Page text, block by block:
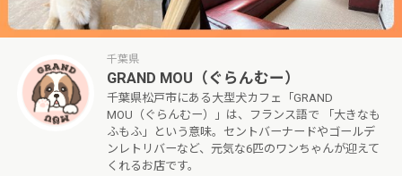
千葉県
GRAND MOU（ぐらんむー）
千葉県松戸市にある大型犬カフェ「GRAND
MOU（ぐらんむー）」は、フランス語で 「大きなも
ふもふ」という意味。セントバーナードやゴールデ
ンレトリバーなど、元気な6匹のワンちゃんが迎えて
くれるお店です。